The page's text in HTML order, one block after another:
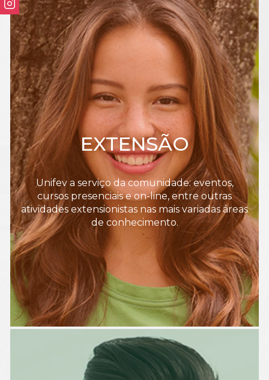
EXTENSÃO
Unifev a serviço da comunidade: eventos,
cursos presenciais e on-line, entre outras
atividades extensionistas nas mais variadas áreas
de conhecimento.